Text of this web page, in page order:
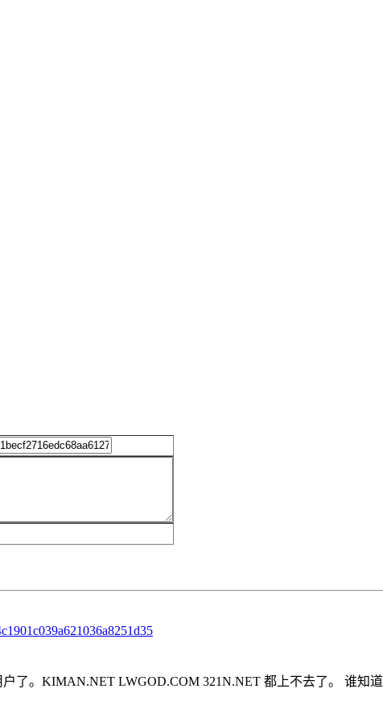
了。KIMAN.NET LWGOD.COM 321N.NET 都上不去了。 谁知